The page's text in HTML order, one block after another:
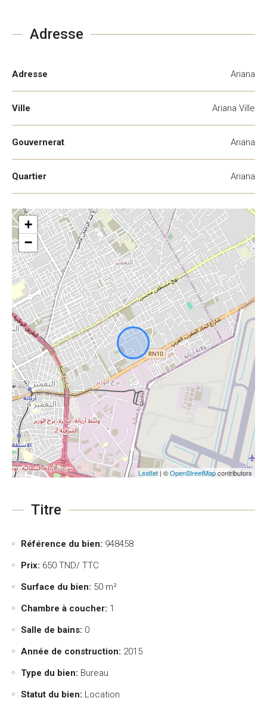
Adresse
Adresse Ariana
Ville Ariana Ville
Gouvernerat Ariana
Quartier Ariana
+
−
Leaflet| ©OpenStreetMapcontributors
Titre
Référence du bien: 948458
Prix: 650 TND/ TTC
Surface du bien: 50 m²
Chambre à coucher: 1
Salle de bains: 0
Année de construction: 2015
Type du bien: Bureau
Statut du bien: Location